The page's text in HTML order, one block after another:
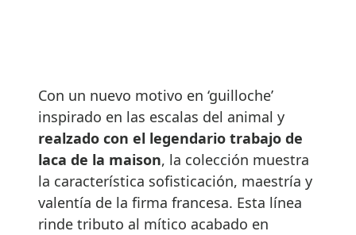
Con un nuevo motivo en ‘guilloche’
inspirado en las escalas del animal y
realzado con el legendario trabajo de
laca de la maison, la colección muestra
la característica sofisticación, maestría y
valentía de la firma francesa. Esta línea
rinde tributo al mítico acabado en